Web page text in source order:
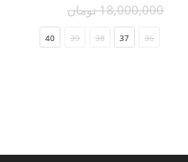
18,000,000 تومان
36
37
38
39
40